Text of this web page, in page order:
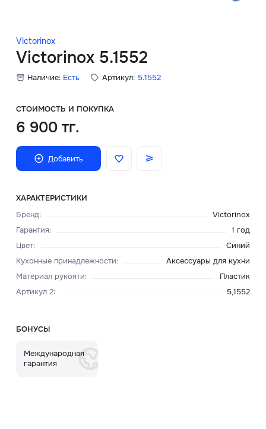
Victorinox
Victorinox 5.1552
Наличие: Есть Артикул: 5.1552
СТОИМОСТЬ И ПОКУПКА
6 900 тг.
Добавить
ХАРАКТЕРИСТИКИ
Бренд:
Victorinox
Гарантия:
1 год
Цвет:
Синий
Кухонные принадлежности:
Аксессуары для кухни
Материал рукояти:
Пластик
Артикул 2: 5,1552
БОНУСЫ
Международная
гарантия
Главная
О нас